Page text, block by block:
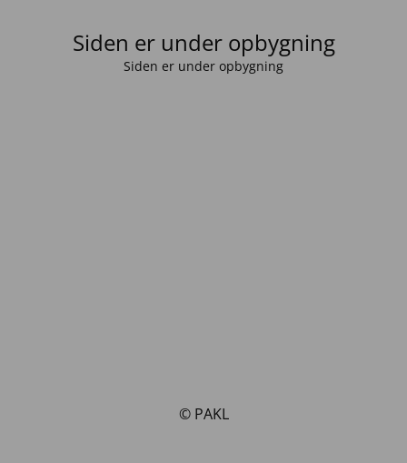
Siden er under opbygning
Siden er under opbygning
© PAKL